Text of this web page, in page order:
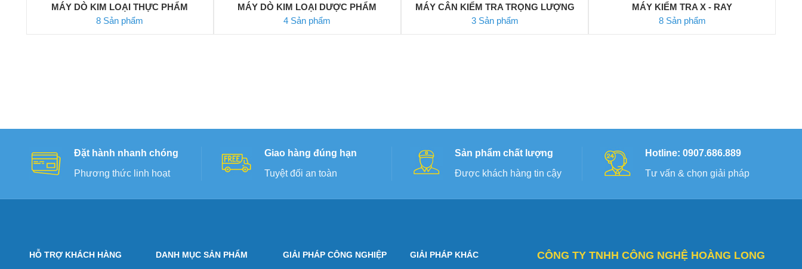
MÁY DÒ KIM LOẠI THỰC PHẨM
8 Sản phẩm
MÁY DÒ KIM LOẠI DƯỢC PHẨM
4 Sản phẩm
MÁY CÂN KIỂM TRA TRỌNG LƯỢNG
3 Sản phẩm
MÁY KIỂM TRA X - RAY
8 Sản phẩm
Đặt hành nhanh chóng
Phương thức linh hoạt
Giao hàng đúng hạn
Tuyệt đối an toàn
Sản phẩm chất lượng
Được khách hàng tin cậy
Hotline: 0907.686.889
Tư vấn & chọn giải pháp
HỖ TRỢ KHÁCH HÀNG DANH MỤC SẢN PHẨM GIẢI PHÁP CÔNG NGHIỆP GIẢI PHÁP KHÁC CÔNG TY TNHH CÔNG NGHỆ HOÀNG LONG